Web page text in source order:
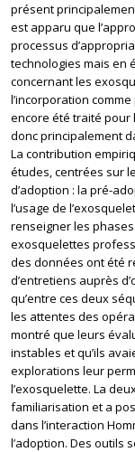
présent
est apparu que
processus
technologies mais en
concernant les
l’incorporation
encore été traité pour
donc principalement
La contribution
études, centrées sur
d’adoption : la pré-
l’usage de
renseigner les
exosquelettes
des données ont été
d’entretiens auprès
qu’entre ces deux
les attentes des
montré que leurs
instables et qu’ils
explorations leur
l’exosquelette. La
familiarisation et a
dans l’interaction
l’adoption. Des outils